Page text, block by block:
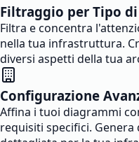
Filtraggio per Tipo di
Filtra e concentra
nella tua infrastruttura.
diversi aspetti della tua
Configurazione
Affina i tuoi diagrammi
requisiti specifici.